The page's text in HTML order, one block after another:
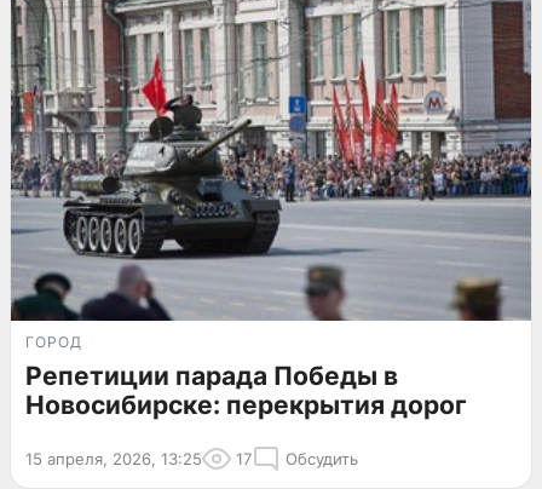
ГОРОД
Репетиции парада Победы в
Новосибирске: перекрытия дорог
15 апреля, 2026, 13:25 17 Обсудить